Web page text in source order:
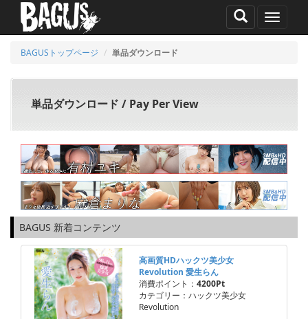
MENU
BAGUSトップページ 単品ダウンロード
単品ダウンロード / Pay Per View
BAGUS 新着コンテンツ
高画質HDハックツ美少女
Revolution 愛生らん
消費ポイント： 4200Pt
カテゴリー：ハックツ美少女
Revolution